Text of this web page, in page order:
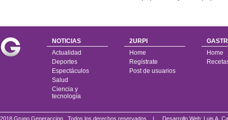
NOTICIAS
Actualidad
Deportes
Espectáculos
Salud
Ciencia y
tecnología
2URPI
Home
Regístrate
Post de usuarios
Home
2018 Grupo Generaccion . Todos los derechos reservados | Desarrollo Web: Luis